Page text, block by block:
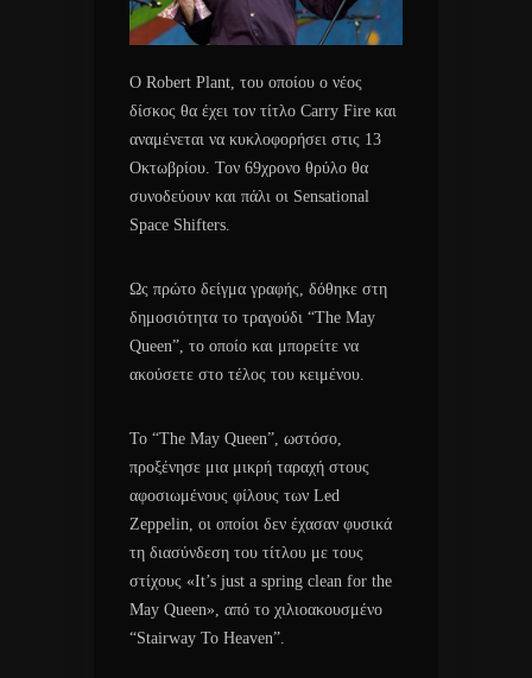
O Robert Plant, του οποίου ο νέος
δίσκος θα έχει τον τίτλο Carry Fire και
αναμένεται να κυκλοφορήσει στις 13
Οκτωβρίου. Τον 69χρονο θρύλο θα
συνοδεύουν και πάλι οι Sensational
Space Shifters.
Ως πρώτο δείγμα γραφής, δόθηκε στη
δημοσιότητα το τραγούδι “The May
Queen”, το οποίο και μπορείτε να
ακούσετε στο τέλος του κειμένου.
Το “The May Queen”, ωστόσο,
προξένησε μια μικρή ταραχή στους
αφοσιωμένους φίλους των Led
Zeppelin, οι οποίοι δεν έχασαν φυσικά
τη διασύνδεση του τίτλου με τους
στίχους «It’s just a spring clean for the
May Queen», από το χιλιοακουσμένο
“Stairway To Heaven”.